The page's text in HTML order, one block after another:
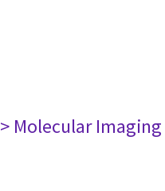
> Molecular